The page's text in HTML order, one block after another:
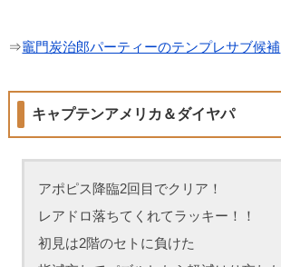
⇒竈門炭治郎パーティーのテンプレサブ候補
キャプテンアメリカ＆ダイヤパ
アポピス降臨2回目でクリア！
レアドロ落ちてくれてラッキー！！
初見は2階のセトに負けた